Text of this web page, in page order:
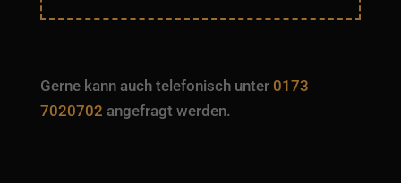
Gerne kann auch telefonisch unter 0173
7020702 angefragt werden.